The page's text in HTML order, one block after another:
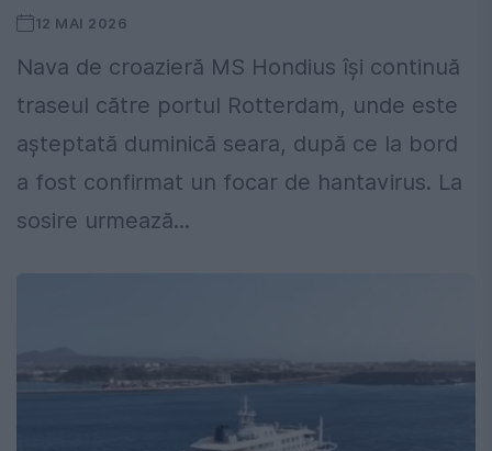
12 MAI 2026
Nava de croazieră MS Hondius își continuă
traseul către portul Rotterdam, unde este
așteptată duminică seara, după ce la bord
a fost confirmat un focar de hantavirus. La
sosire urmează...